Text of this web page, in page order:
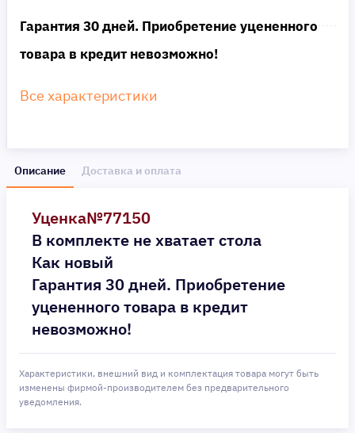
Гарантия 30 дней. Приобретение уцененного
товара в кредит невозможно!
Все характеристики
Описание Доставка и оплата
Уценка№77150
В комплекте не хватает стола
Как новый
Гарантия 30 дней. Приобретение
уцененного товара в кредит
невозможно!
Характеристики, внешний вид и комплектация товара могут быть
изменены фирмой-производителем без предварительного
уведомления.